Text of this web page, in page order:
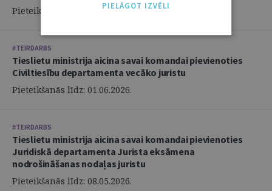
Pieteikšanās līdz: 02.06.2026.
#TEIRDARBS
Tieslietu ministrija aicina savai komandai pievienoties
Civiltiesību departamenta vecāko juristu
Pieteikšanās līdz: 01.06.2026.
#TEIRDARBS
Tieslietu ministrija aicina savai komandai pievienoties
Juridiskā departamenta Jurista eksāmena
nodrošināšanas nodaļas juristu
Pieteikšanās līdz: 08.05.2026.
PIELĀGOT IZVĒLI